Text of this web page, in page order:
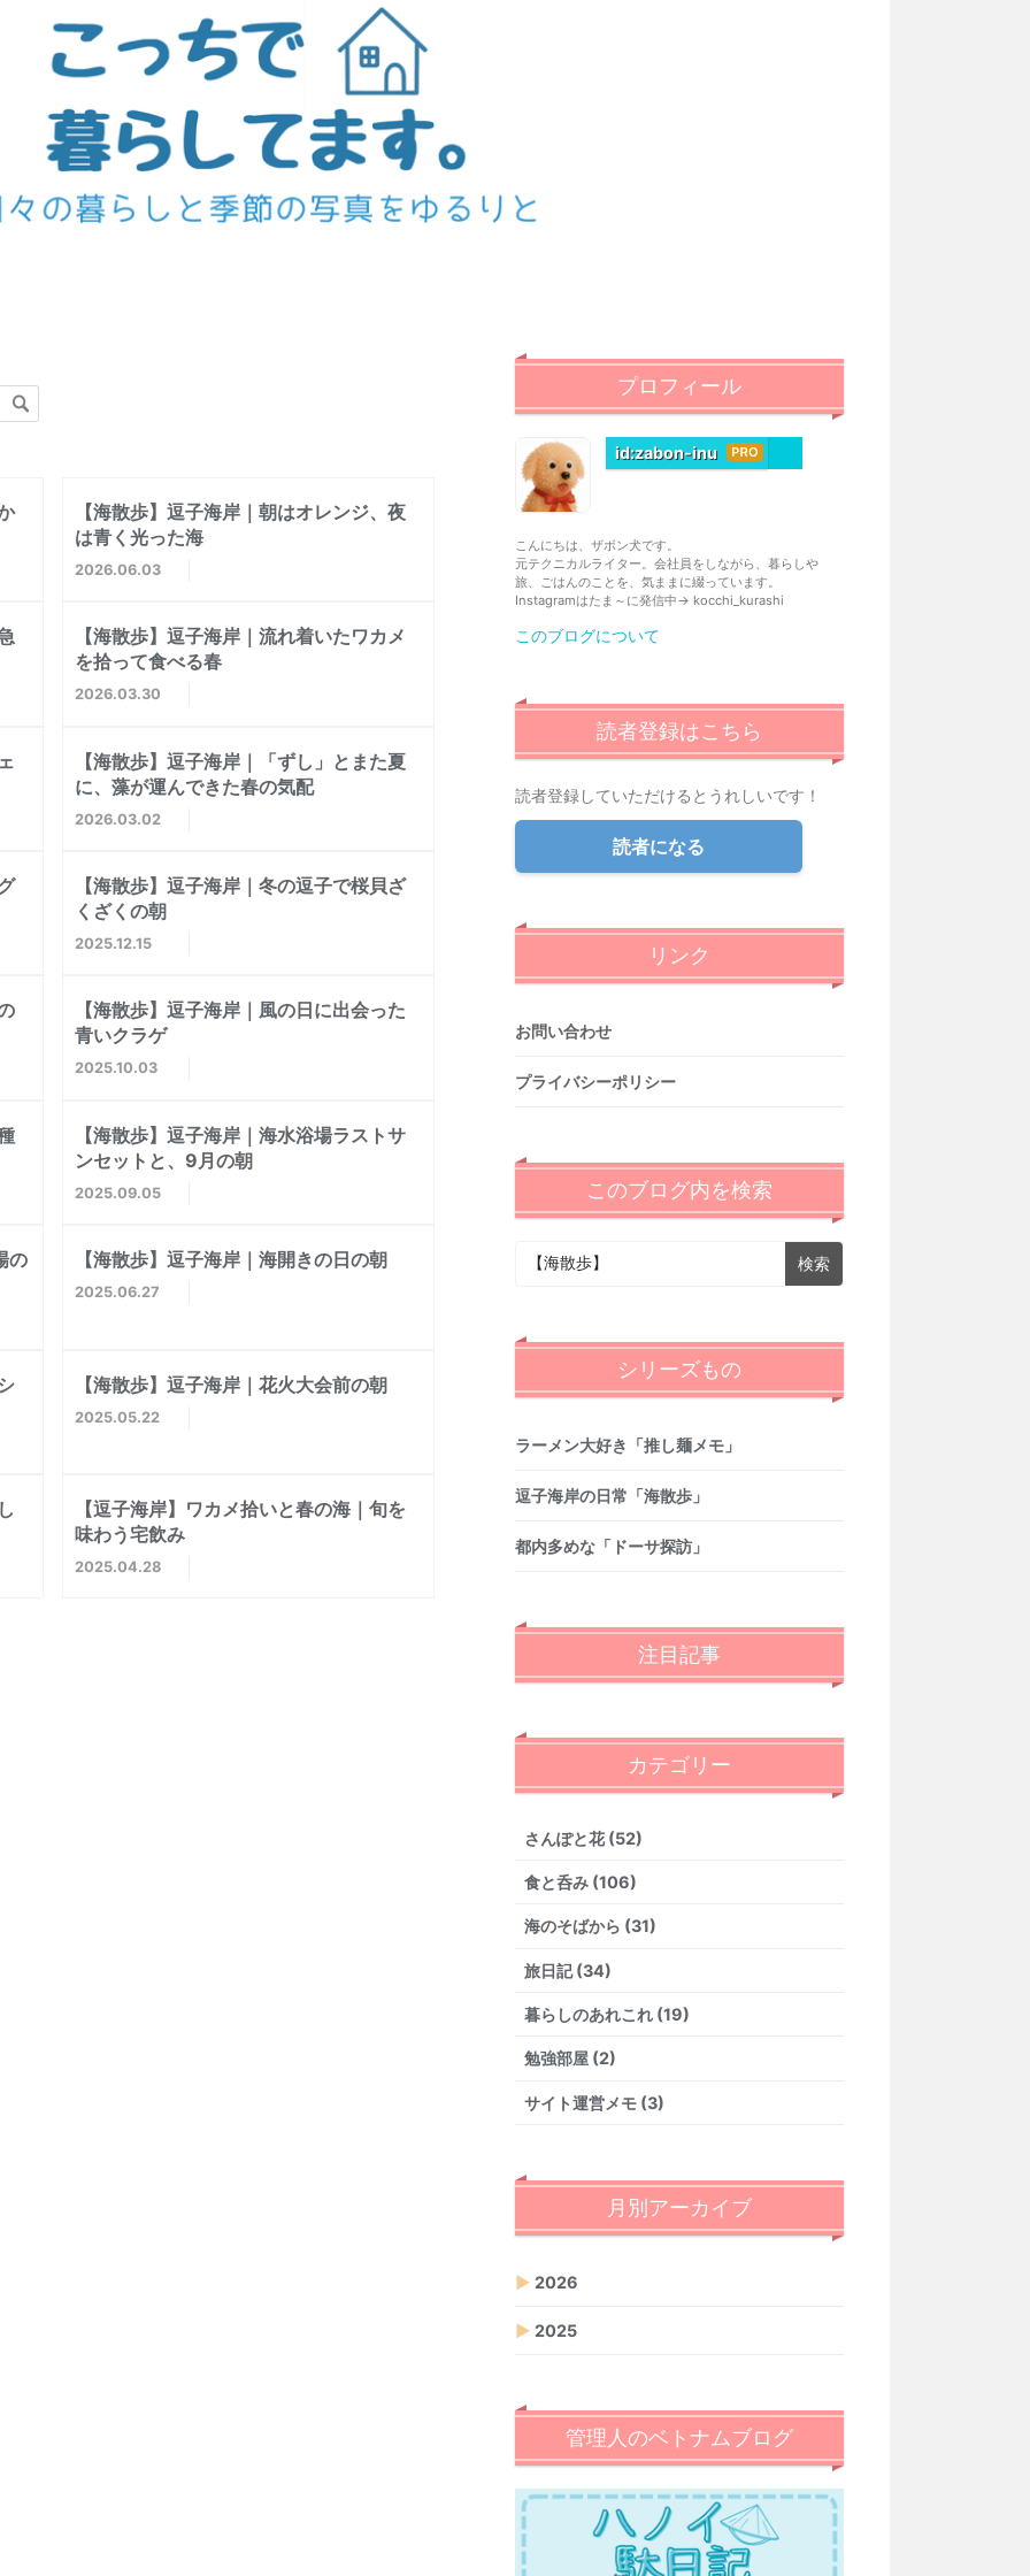
2026 06 03
【海散歩】逗子海岸｜朝はオレンジ、夜
は青く光った海
2026 03 30
【海散歩】逗子海岸｜流れ着いたワカメ
を拾って食べる春
2026 03 02
【海散歩】逗子海岸｜「ずし」とまた夏
に、藻が運んできた春の気配
2025 12 15
【海散歩】逗子海岸｜冬の逗子で桜貝ざ
くざくの朝
2025 10 03
【海散歩】逗子海岸｜風の日に出会った
青いクラゲ
2025 09 05
【海散歩】逗子海岸｜海水浴場ラストサ
ンセットと、9月の朝
の
2025 06 27
【海散歩】逗子海岸｜海開きの日の朝
2025 05 22
【海散歩】逗子海岸｜花火大会前の朝
2025 04 28
【逗子海岸】ワカメ拾いと春の海｜旬を
味わう宅飲み
プロフィール
id:zabon-inu はて
Pro
こんにちは、ザボン犬です。
元テクニカルライター。会社員をしながら、暮らしや
旅、ごはんのことを、気ままに綴っています。
Instagramはたま～に発信中→ kocchi_kurashi
このブログについて
読者登録はこちら
読者登録していただけるとうれしいです！
読者になる
リンク
お問い合わせ
プライバシーポリシー
このブログ内を検索
シリーズもの
ラーメン大好き「推し麺メモ」
逗子海岸の日常「海散歩」
都内多めな「ドーサ探訪」
注目記事
カテゴリー
さんぽと花 (52)
食と呑み (106)
海のそばから (31)
旅日記 (34)
暮らしのあれこれ (19)
勉強部屋 (2)
サイト運営メモ (3)
月別アーカイブ
▶ 2026
▶ 2025
管理人のベトナムブログ